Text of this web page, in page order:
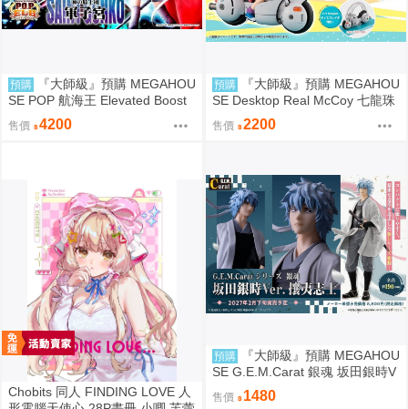
預購
『大師級』預購 MEGAHOU
SE POP 航海王 Elevated Boost
神領騎士團 曼麥亞 軍子宮
售價 4200
預購
『大師級』預購 MEGAHOU
SE Desktop Real McCoy 七龍珠
06 孫悟空&布瑪 限定復刻版
售價 2200
Chobits 同人 FINDING LOVE 人
預購
『大師級』預購 MEGAHOU
SE G.E.M.Carat 銀魂 坂田銀時V
er. 攘夷志士
售價 1480